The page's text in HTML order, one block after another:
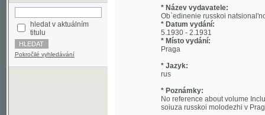
hledat v aktuálním
Pokročilé vyhledávání
* Datum vydání:
5.1930 - 2.1931
* Místo vydání:
* Jazyk:
* Poznámky:
No reference about volume Included:
* Místo uložení:
Národní knihovna České republiky -
* Signatura: